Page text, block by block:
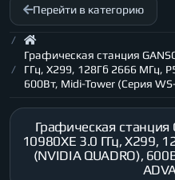
Перейти в категорию
Графическая станция
ГГц, X299, 128Гб 2666 МГц,
600Вт, Midi-Tower (Серия
Графическая станция
10980XE 3.0 ГГц, X299,
(NVIDIA QUADRO),